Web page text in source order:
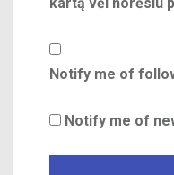
Notify me of
Notify me of